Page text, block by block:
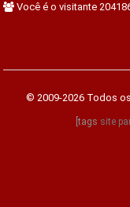
Você é o visitante
© 2009-2026 Todos
[tags site